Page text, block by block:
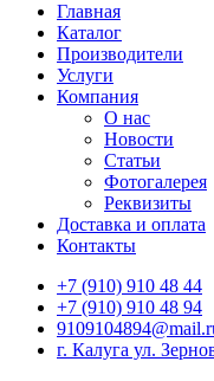
Главная
Каталог
Производители
Услуги
Компания
О нас
Новости
Статьи
Фотогалерея
Реквизиты
Доставка и оплата
Контакты
+7 (910) 910 48 44
+7 (910) 910 48 94
г. Калуга ул.